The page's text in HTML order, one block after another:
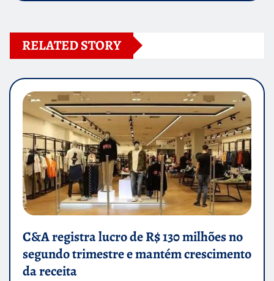
RELATED STORY
C&A registra lucro de R$ 130 milhões no
segundo trimestre e mantém crescimento
da receita